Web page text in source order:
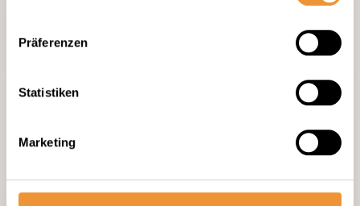
Präferenzen
Statistiken
Marketing